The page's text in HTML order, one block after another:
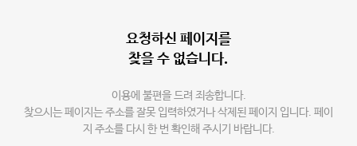
요청하신 페이지를
찾을 수 없습니다.
이용에 불편을 드려 죄송합니다.
찾으시는 페이지는 주소를 잘못 입력하였거나 삭제된 페이지 입니다. 페이
지 주소를 다시 한 번 확인해 주시기 바랍니다.